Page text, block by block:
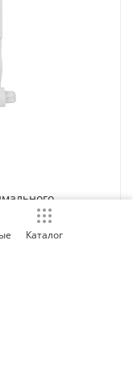
Electric
Каталог